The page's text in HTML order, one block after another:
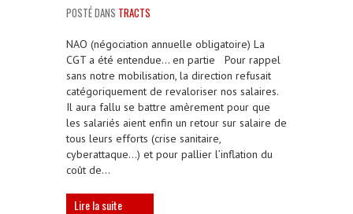
POSTÉ DANS TRACTS
NAO (négociation annuelle obligatoire) La
CGT a été entendue… en partie Pour rappel
sans notre mobilisation, la direction refusait
catégoriquement de revaloriser nos salaires.
Il aura fallu se battre amèrement pour que
les salariés aient enfin un retour sur salaire de
tous leurs efforts (crise sanitaire,
cyberattaque…) et pour pallier l’inflation du
coût de…
Lire la suite